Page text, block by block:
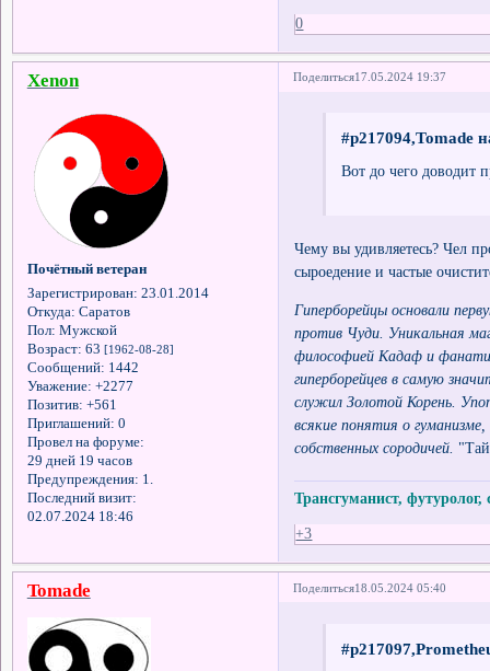
0
Поделиться17.05.2024 19:37
Xenon
Почётный ветеран
Зарегистрирован: 23.01.2014
Откуда: Саратов
Пол: Мужской
Возраст: 63 [1962-08-28]
Сообщений: 1442
Уважение: +2277
Позитив: +561
Приглашений: 0
Провел на форуме:
29 дней 19 часов
Предупреждения: 1.
Последний визит:
02.07.2024 18:46
#p217094,Tomade
Вот до чего
Чему вы удивляетесь? Чел
сыроедение и частые
Гиперборейцы основали
против Чуди. Уникальная
философией Кадаф и
гиперборейцев в самую
служил Золотой Корень.
всякие понятия о
собственных сородичей.
Трансгуманист,
+3
Поделиться18.05.2024 05:40
Tomade